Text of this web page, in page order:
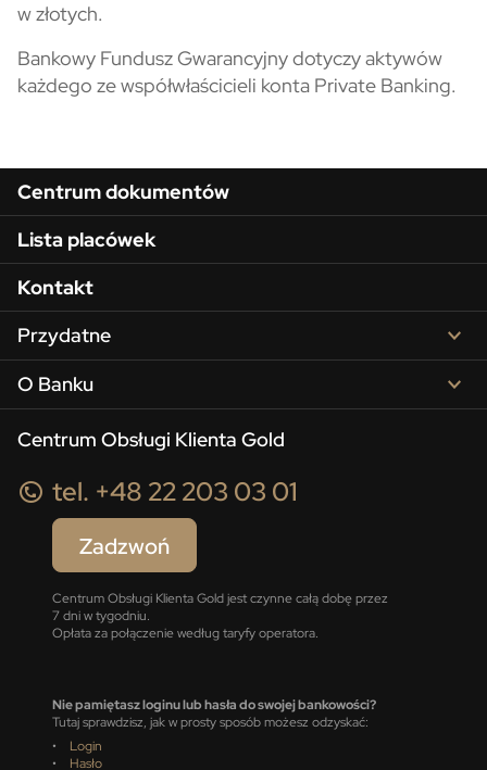
w złotych.
Bankowy Fundusz Gwarancyjny dotyczy aktywów
każdego ze współwłaścicieli konta Private Banking.
Menu w stopce
Centrum dokumentów
Lista placówek
Kontakt
Przydatne
O Banku
Centrum Obsługi Klienta Gold
tel. +48 22 203 03 01
Zadzwoń
Centrum Obsługi Klienta Gold jest czynne całą dobę przez
7 dni w tygodniu.
Opłata za połączenie według taryfy operatora.
Nie pamiętasz loginu lub hasła do swojej bankowości?
Tutaj sprawdzisz, jak w prosty sposób możesz odzyskać:
• Login
• Hasło